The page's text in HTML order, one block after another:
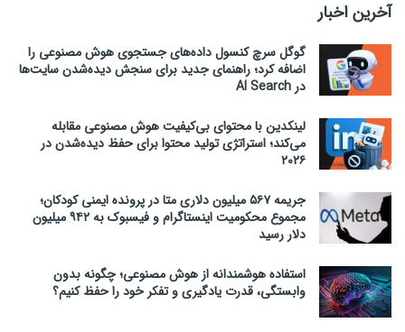
آخرین اخبار
گوگل سرچ کنسول داده‌های جستجوی هوش مصنوعی را
اضافه کرد؛ راهنمای جدید برای سنجش دیده‌شدن سایت‌ها
در AI Search
لینکدین با محتوای بی‌کیفیت هوش مصنوعی مقابله
می‌کند؛ استراتژی تولید محتوا برای حفظ دیده‌شدن در
۲۰۲۶
جریمه ۵۶۷ میلیون دلاری متا در پرونده ایمنی کودکان؛
مجموع محکومیت اینستاگرام و فیسبوک به ۹۴۲ میلیون
دلار رسید
استفاده هوشمندانه از هوش مصنوعی؛ چگونه بدون
وابستگی، قدرت یادگیری و تفکر خود را حفظ کنیم؟